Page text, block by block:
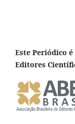
Este Periódico
Editores